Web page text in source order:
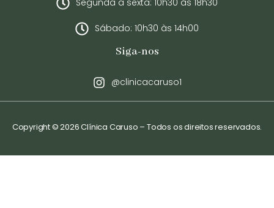
Segunda a sexta: 10h30 às 18h30
Sábado: 10h30 às 14h00
Siga-nos
@clinicacaruso1
Copyright © 2026 Clínica Caruso – Todos os direitos reservados.